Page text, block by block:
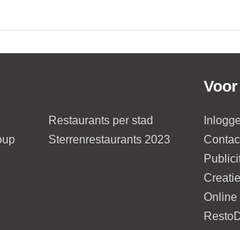
Restaurants per stad
Sterrenrestaurants 2023
Online